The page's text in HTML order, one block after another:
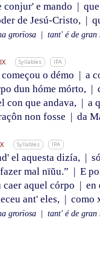
conjur' e mando |
de Jesú-Cristo, |
grorïosa tant' é de gran
Syllables IPA
o démo | a
dun hóme mórto, |
con que andava, | a
non fosse | da
Syllables IPA
el aquesta dizía, |
mal nïũu.” | E
aquel córpo | en
ant' eles, | como
grorïosa tant' é de gran